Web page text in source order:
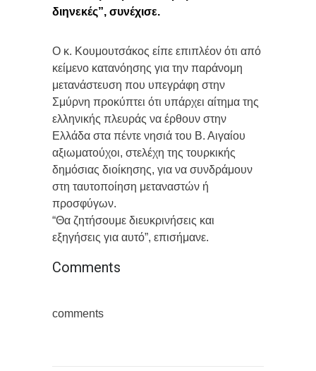
διηνεκές”, συνέχισε.
Ο κ. Κουμουτσάκος είπε επιπλέον ότι από
κείμενο κατανόησης για την παράνομη
μετανάστευση που υπεγράφη στην
Σμύρνη προκύπτει ότι υπάρχει αίτημα της
ελληνικής πλευράς να έρθουν στην
Ελλάδα στα πέντε νησιά του Β. Αιγαίου
αξιωματούχοι, στελέχη της τουρκικής
δημόσιας διοίκησης, για να συνδράμουν
στη ταυτοποίηση μεταναστών ή
προσφύγων.
“Θα ζητήσουμε διευκρινήσεις και
εξηγήσεις για αυτό”, επισήμανε.
Comments
comments